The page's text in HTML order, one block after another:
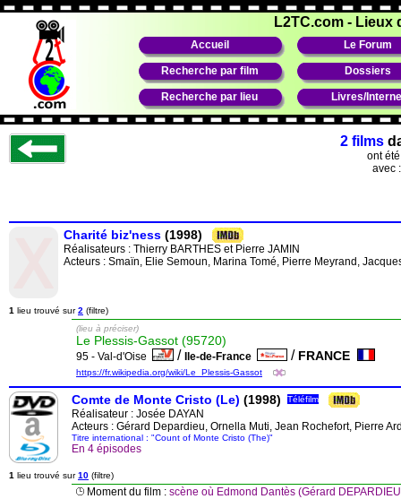
L2TC.com - Lieux
Accueil Le Forum
Recherche par film Dossiers
Recherche par lieu Livres/
2 films
ont
avec
Charité biz'ness (1998)
Réalisateurs : Thierry BARTHES et Pierre JAMIN
Acteurs : Smaïn, Elie Semoun, Marina Tomé, Pierre Meyrand,
1 lieu trouvé sur2 (filtre)
(lieu à préciser)
Le Plessis-Gassot (95720)
95 - Val-d'Oise / Ile-de-France / FRANCE
https://fr.wikipedia.org/wiki/Le_Plessis-Gassot
Comte de Monte Cristo (Le) (1998) Téléfilm
Réalisateur : Josée DAYAN
Acteurs : Gérard Depardieu, Ornella Muti, Jean Rochefort, Pierre
Titre international : "Count of Monte Cristo (The)"
En 4 épisodes
1 lieu trouvé sur10 (filtre)
Moment du film : scène où Edmond Dantès (Gérard